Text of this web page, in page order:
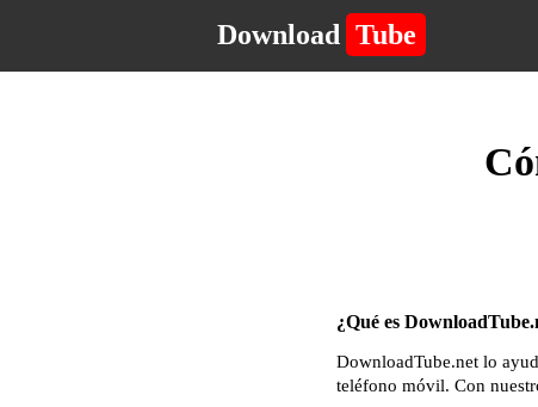
Download Tube
¿Qué es
DownloadTube.net lo
teléfono móvil. Con